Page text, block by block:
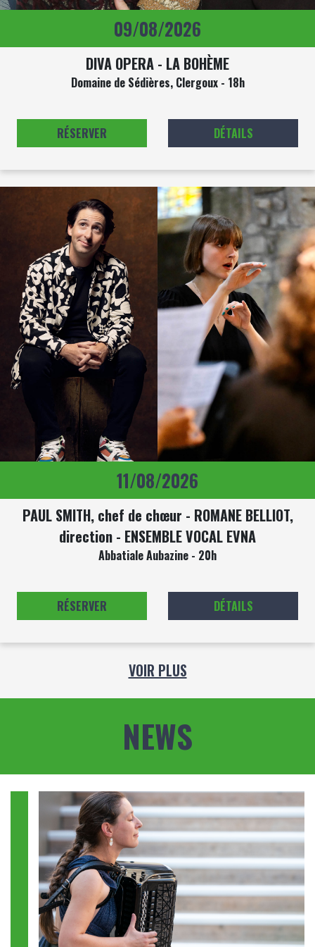
09/08/2026
DIVA OPERA - LA BOHÈME
Domaine de Sédières, Clergoux - 18h
RÉSERVER DÉTAILS
11/08/2026
PAUL SMITH, chef de chœur - ROMANE BELLIOT,
direction - ENSEMBLE VOCAL EVNA
Abbatiale Aubazine - 20h
RÉSERVER DÉTAILS
VOIR PLUS
NEWS